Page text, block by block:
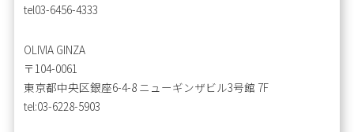
tel03-6456-4333
OLIVIA GINZA
〒104-0061
東京都中央区銀座6-4-8 ニューギンザビル3号館 7F
tel:03-6228-5903